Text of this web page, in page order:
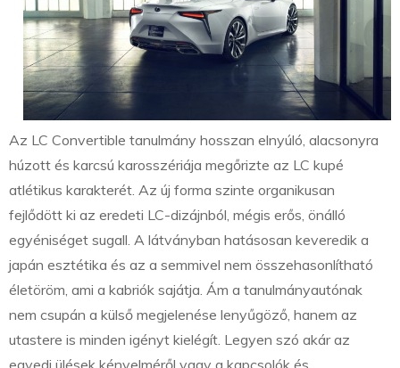
Az LC Convertible tanulmány hosszan elnyúló, alacsonyra
húzott és karcsú karosszériája megőrizte az LC kupé
atlétikus karakterét. Az új forma szinte organikusan
fejlődött ki az eredeti LC-dizájnból, mégis erős, önálló
egyéniséget sugall. A látványban hatásosan keveredik a
japán esztétika és az a semmivel nem összehasonlítható
életöröm, ami a kabriók sajátja. Ám a tanulmányautónak
nem csupán a külső megjelenése lenyűgöző, hanem az
utastere is minden igényt kielégít. Legyen szó akár az